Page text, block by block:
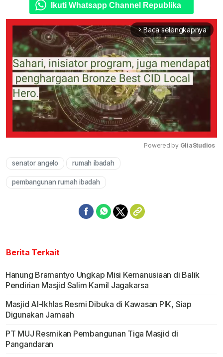
Ikuti Whatsapp Channel Republika
arrow_forward_ios Baca selengkapnya
Powered by GliaStudios
senator angelo rumah ibadah
pembangunan rumah ibadah
Berita Terkait
Hanung Bramantyo Ungkap Misi Kemanusiaan di Balik
Pendirian Masjid Salim Kamil Jagakarsa
Masjid Al-Ikhlas Resmi Dibuka di Kawasan PIK, Siap
Digunakan Jamaah
PT MUJ Resmikan Pembangunan Tiga Masjid di
Pangandaran